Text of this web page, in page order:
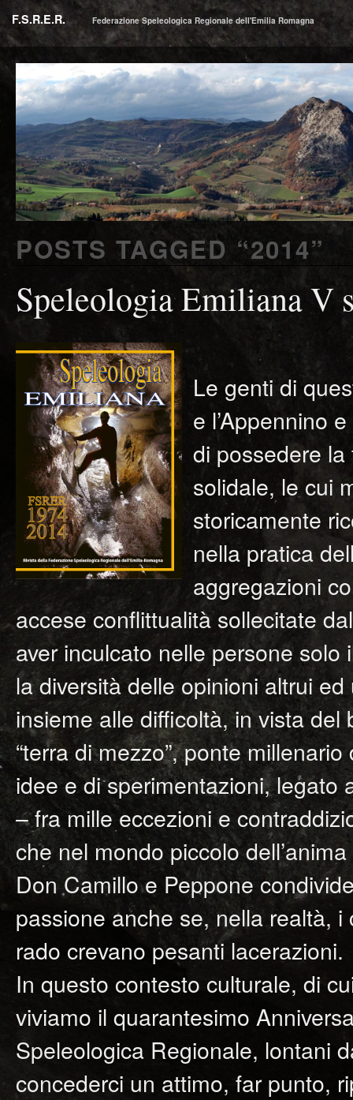
F.S.R.E.R. Federazione Speleologica Regionale dell'Emilia Romagna
POSTS TAGGED “2014”
Speleologia Emiliana V
Le genti di
e l’Appennino
di possedere
solidale, le cui
storicamente
nella pratica
aggregazioni
accese conflittualità sollecitate
aver inculcato nelle persone
la diversità delle opinioni altrui
insieme alle difficoltà, in vista
“terra di mezzo”, ponte
idee e di sperimentazioni, legato
– fra mille eccezioni e
che nel mondo piccolo
Don Camillo e Peppone
passione anche se, nella realtà,
rado crevano pesanti lacerazioni.
In questo contesto culturale, di
viviamo il quarantesimo
Speleologica Regionale, lontani
concederci un attimo, far punto,